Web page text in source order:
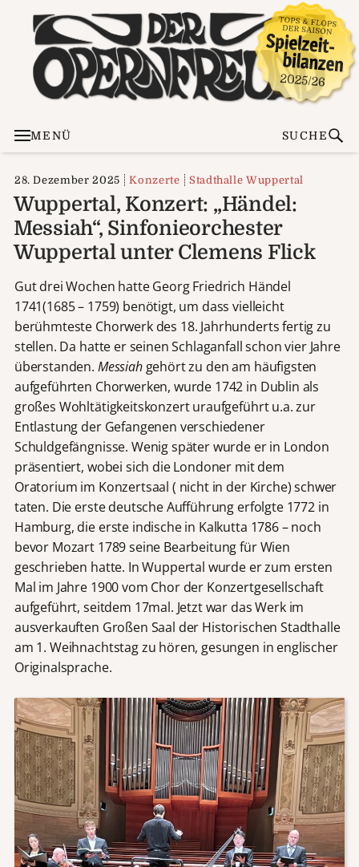
MENÜ SUCHE
28. Dezember 2025 Konzerte Stadthalle Wuppertal
Wuppertal, Konzert: „Händel:
Messiah“, Sinfonieorchester
Wuppertal unter Clemens Flick
Gut drei Wochen hatte Georg Friedrich Händel
1741(1685 – 1759) benötigt, um dass vielleicht
berühmteste Chorwerk des 18. Jahrhunderts fertig zu
stellen. Da hatte er seinen Schlaganfall schon vier Jahre
überstanden. Messiahgehört zu den am häufigsten
aufgeführten Chorwerken, wurde 1742 in Dublin als
großes Wohltätigkeitskonzert uraufgeführt u.a. zur
Entlastung der Gefangenen verschiedener
Schuldgefängnisse. Wenig später wurde er in London
präsentiert, wobei sich die Londoner mit dem
Oratorium im Konzertsaal ( nicht in der Kirche) schwer
taten. Die erste deutsche Aufführung erfolgte 1772 in
Hamburg, die erste indische in Kalkutta 1786 – noch
bevor Mozart 1789 seine Bearbeitung für Wien
geschrieben hatte. In Wuppertal wurde er zum ersten
Mal im Jahre 1900 vom Chor der Konzertgesellschaft
aufgeführt, seitdem 17mal. Jetzt war das Werk im
ausverkauften Großen Saal der Historischen Stadthalle
am 1. Weihnachtstag zu hören, gesungen in englischer
Originalsprache.